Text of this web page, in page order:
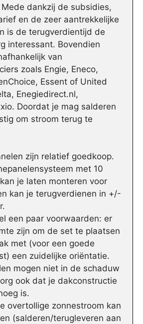
dankzij de subsidies,
en de zeer aantrekkelijke
is de terugverdientijd de
interessant. Bovendien
van
zoals Engie, Eneco,
Essent of United
Enegiedirect.nl,
Doordat je mag salderen
om stroom terug te
zijn relatief goedkoop.
met 10
je laten monteren voor
kan je terugverdienen in +/-
een paar voorwaarden: er
zijn om de set te plaatsen
met (voor een goede
een zuidelijke oriëntatie.
mogen niet in de schaduw
ook dat je dakconstructie
is.
overtollige zonnestroom kan
(salderen/terugleveren aan